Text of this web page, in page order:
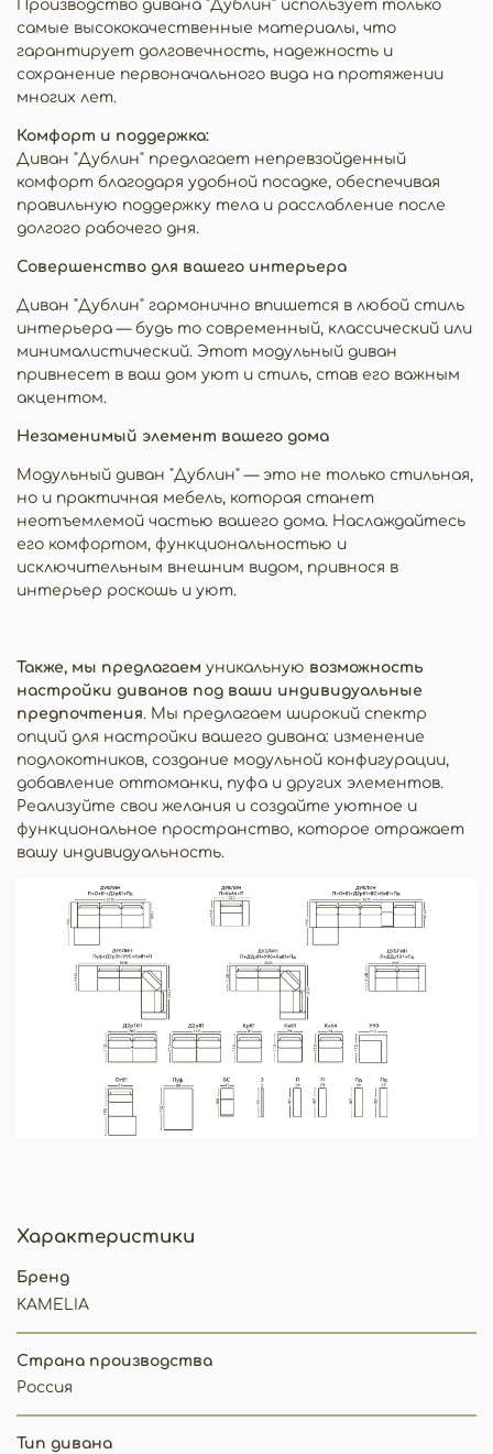
Производство дивана "Дублин" использует только
самые высококачественные материалы, что
гарантирует долговечность, надежность и
сохранение первоначального вида на протяжении
многих лет.
Комфорт и поддержка:
Диван "Дублин" предлагает непревзойденный
комфорт благодаря удобной посадке, обеспечивая
правильную поддержку тела и расслабление после
долгого рабочего дня.
Совершенство для вашего интерьера
Диван "Дублин" гармонично впишется в любой стиль
интерьера — будь то современный, классический или
минималистический. Этот модульный диван
привнесет в ваш дом уют и стиль, став его важным
акцентом.
Незаменимый элемент вашего дома
Модульный диван "Дублин" — это не только стильная,
но и практичная мебель, которая станет
неотъемлемой частью вашего дома. Наслаждайтесь
его комфортом, функциональностью и
исключительным внешним видом, привнося в
интерьер роскошь и уют.
Также, мы предлагаем уникальную возможность
настройки диванов под ваши индивидуальные
предпочтения. Мы предлагаем широкий спектр
опций для настройки вашего дивана: изменение
подлокотников, создание модульной конфигурации,
добавление оттоманки, пуфа и других элементов.
Реализуйте свои желания и создайте уютное и
функциональное пространство, которое отражает
вашу индивидуальность.
Характеристики
Бренд
KAMELIA
Страна производства
Россия
Тип дивана